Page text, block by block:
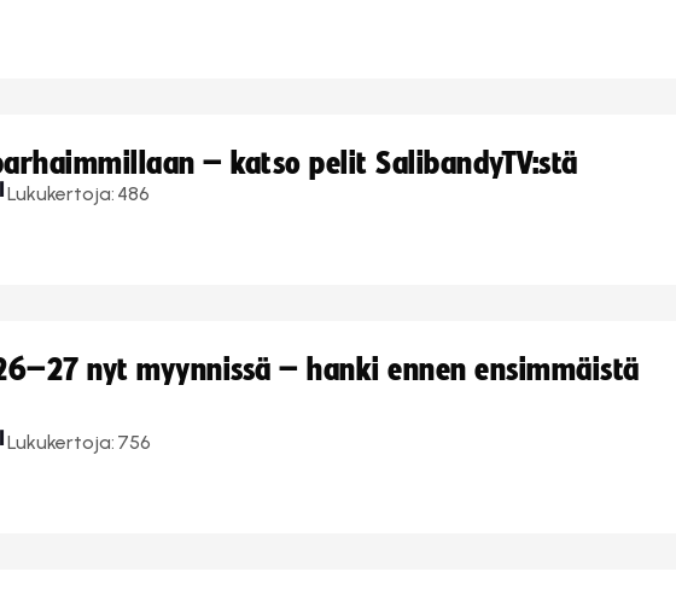
– katso pelit SalibandyTV:stä
Lukukertoja: 486
nyt myynnissä – hanki ennen ensimmäistä
Lukukertoja: 756